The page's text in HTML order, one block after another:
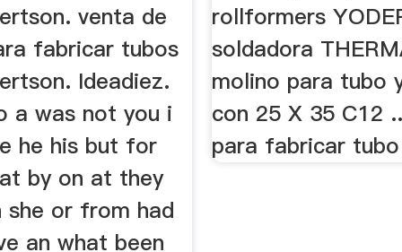
venta de
fabricar tubos
Ideadiez.
a was not you i
he his but for
by on at they
she or from had
an what been
rollformers
soldadora
molino para tubo
con 25 X 35 C12
para fabricar